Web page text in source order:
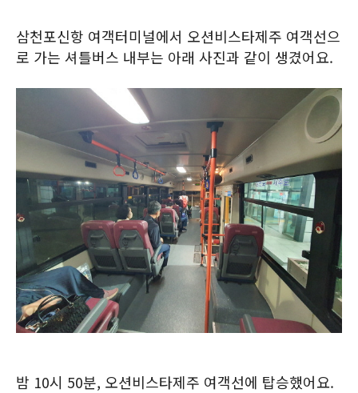
삼천포신항 여객터미널에서 오션비스타제주 여객선으
로 가는 셔틀버스 내부는 아래 사진과 같이 생겼어요.
밤 10시 50분, 오션비스타제주 여객선에 탑승했어요.